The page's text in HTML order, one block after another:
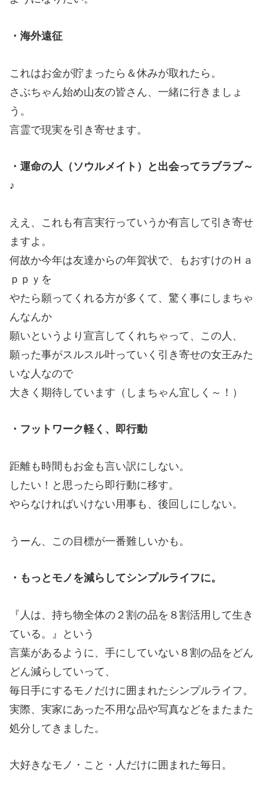
・海外遠征
これはお金が貯まったら＆休みが取れたら。
さぶちゃん始め山友の皆さん、一緒に行きましょ
う。
言霊で現実を引き寄せます。
・運命の人（ソウルメイト）と出会ってラブラブ～
♪
ええ、これも有言実行っていうか有言して引き寄せ
ますよ。
何故か今年は友達からの年賀状で、もおすけのＨａ
ｐｐｙを
やたら願ってくれる方が多くて、驚く事にしまちゃ
んなんか
願いというより宣言してくれちゃって、この人、
願った事がスルスル叶っていく引き寄せの女王みた
いな人なので
大きく期待しています（しまちゃん宜しく～！）
・フットワーク軽く、即行動
距離も時間もお金も言い訳にしない。
したい！と思ったら即行動に移す。
やらなければいけない用事も、後回しにしない。
うーん、この目標が一番難しいかも。
・もっとモノを減らしてシンプルライフに。
『人は、持ち物全体の２割の品を８割活用して生き
ている。』という
言葉があるように、手にしていない８割の品をどん
どん減らしていって、
毎日手にするモノだけに囲まれたシンプルライフ。
実際、実家にあった不用な品や写真などをまたまた
処分してきました。
大好きなモノ・こと・人だけに囲まれた毎日。